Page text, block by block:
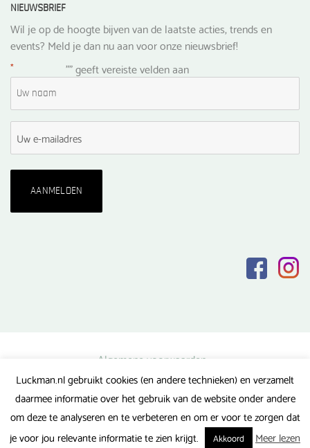
NIEUWSBRIEF
Wil je op de hoogte bijven van de laatste acties, trends en
events? Meld je dan nu aan voor onze nieuwsbrief!
"
* " geeft vereiste velden aan
Algemene voorwaarden
Privacy verklaring
Veel gestelde vragen
Luckman.nl gebruikt cookies (en andere technieken) en verzamelt
daarmee informatie over het gebruik van de website onder andere
om deze te analyseren en te verbeteren en om er voor te zorgen dat
je voor jou relevante informatie te zien krijgt.
Akkoord Meer lezen